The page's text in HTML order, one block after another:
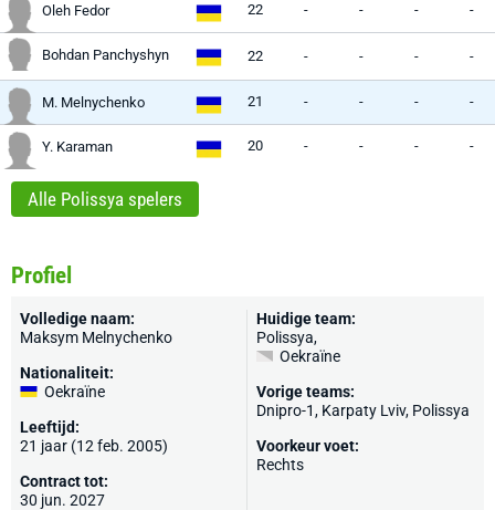
Oleh Fedor 22 - - - -
Bohdan Panchyshyn 22 - - - -
M. Melnychenko 21 - - - -
Y. Karaman 20 - - - -
Alle Polissya spelers
Profiel
Volledige naam:
Maksym Melnychenko
Nationaliteit:
Oekraïne
Leeftijd:
21 jaar (12 feb. 2005)
Contract tot:
30 jun. 2027
Huidige team:
Polissya,
Oekraïne
Vorige teams:
Dnipro-1, Karpaty Lviv, Polissya
Voorkeur voet:
Rechts